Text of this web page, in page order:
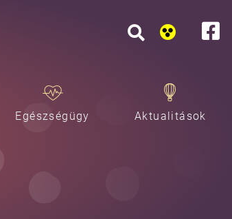
Egészségügy Aktualitások